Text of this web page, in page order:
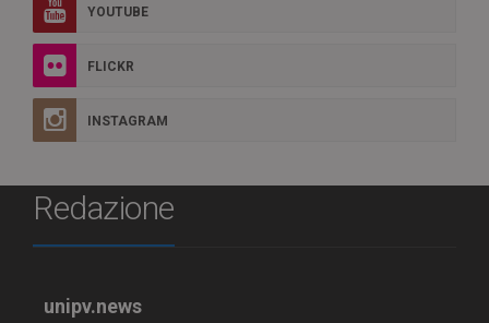
YOUTUBE
FLICKR
INSTAGRAM
Redazione
unipv.news